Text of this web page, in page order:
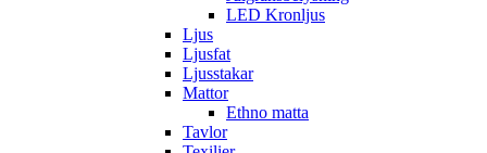
LED Kronljus
Ljus
Ljusfat
Ljusstakar
Mattor
Ethno matta
Tavlor